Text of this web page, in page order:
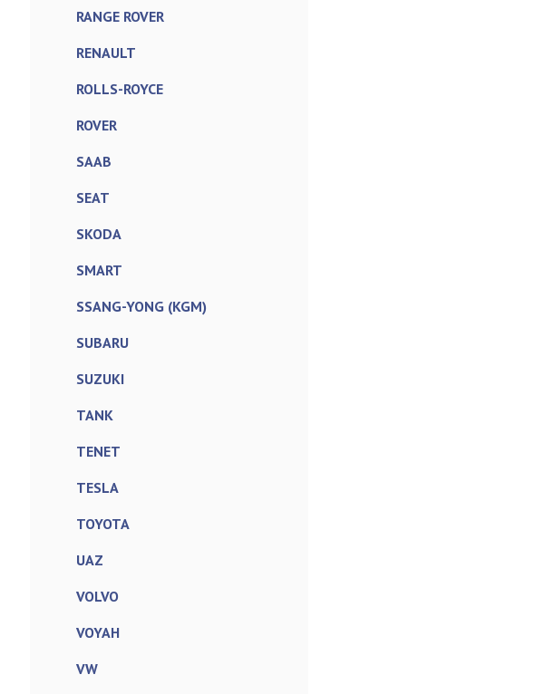
RANGE ROVER
RENAULT
ROLLS-ROYCE
ROVER
SAAB
SEAT
SKODA
SMART
SSANG-YONG (KGM)
SUBARU
SUZUKI
TANK
TENET
TESLA
TOYOTA
UAZ
VOLVO
VOYAH
VW